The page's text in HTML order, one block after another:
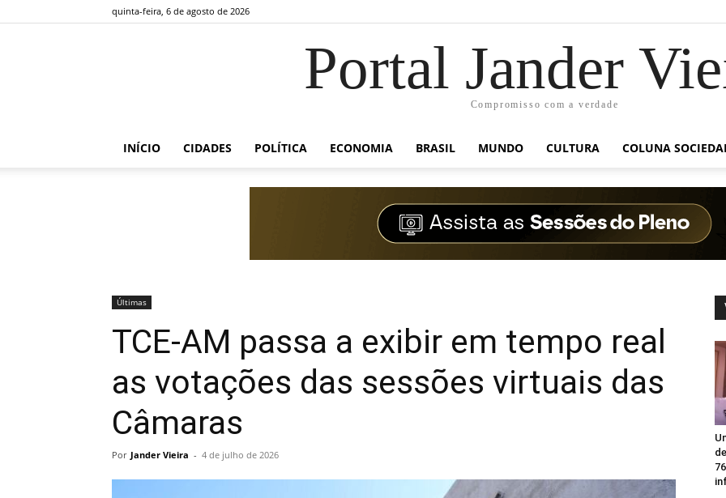
quinta-feira, 6 de agosto de 2026
Portal Jander
Compromisso com a verdade
INÍCIO CIDADES POLÍTICA ECONOMIA BRASIL MUNDO CULTURA COLUNA
Últimas
TCE-AM passa a exibir em tempo real
as votações das sessões virtuais das
Câmaras
Por Jander Vieira - 4 de julho de 2026